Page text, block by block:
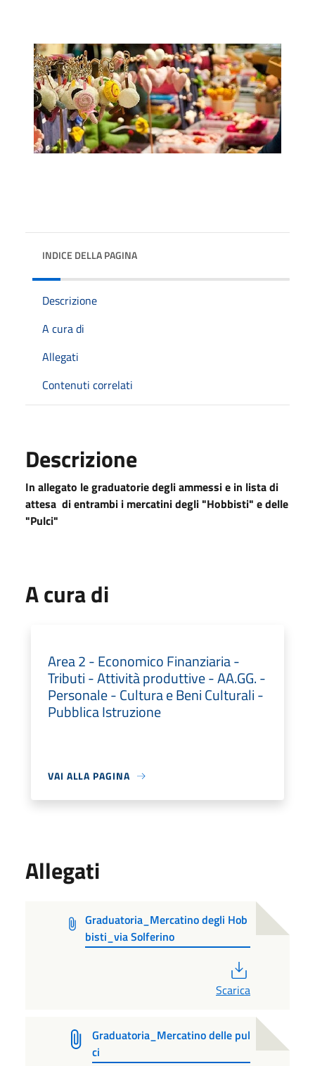
INDICE DELLA PAGINA
Descrizione
A cura di
Allegati
Contenuti correlati
Descrizione
In allegato le graduatorie degli ammessi e in lista di
attesa di entrambi i mercatini degli "Hobbisti" e delle
"Pulci"
A cura di
Area 2 - Economico Finanziaria -
Tributi - Attività produttive - AA.GG. -
Personale - Cultura e Beni Culturali -
Pubblica Istruzione
VAI ALLA PAGINA
Allegati
Graduatoria_Mercatino degli Hob
bisti_via Solferino
Scarica
Graduatoria_Mercatino delle pul
ci